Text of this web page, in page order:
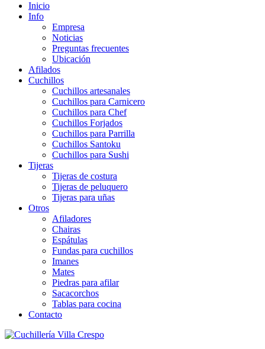
Inicio
Info
Empresa
Noticias
Preguntas frecuentes
Ubicación
Afilados
Cuchillos
Cuchillos artesanales
Cuchillos para Carnicero
Cuchillos para Chef
Cuchillos Forjados
Cuchillos para Parrilla
Cuchillos Santoku
Cuchillos para Sushi
Tijeras
Tijeras de costura
Tijeras de peluquero
Tijeras para uñas
Otros
Afiladores
Chairas
Espátulas
Fundas para cuchillos
Imanes
Mates
Piedras para afilar
Sacacorchos
Tablas para cocina
Contacto